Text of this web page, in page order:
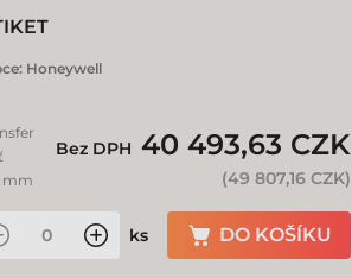
Honeywell
mm
Bez DPH 40 493,63 CZK
(49 807,16 CZK)
ks DO KOŠÍKU